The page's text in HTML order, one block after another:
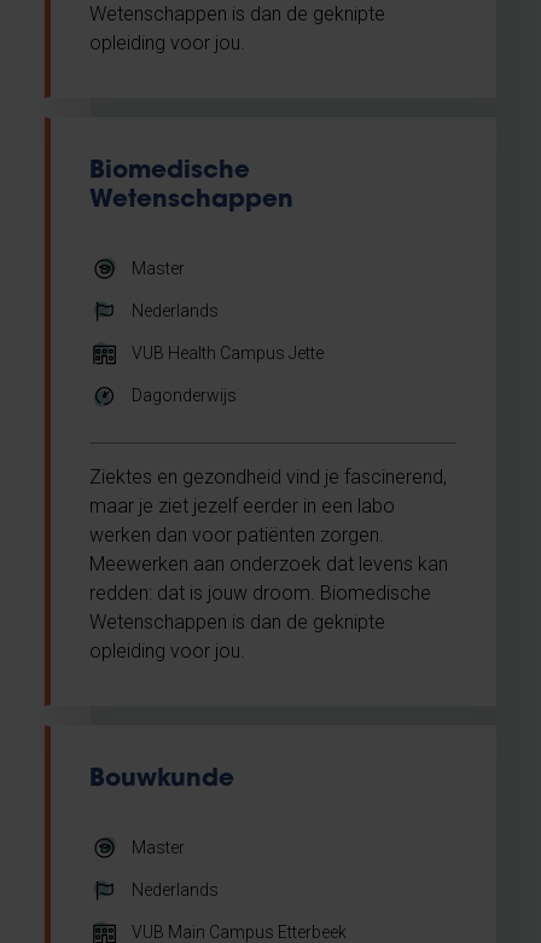
Wetenschappen is dan de geknipte
opleiding voor jou.
Biomedische
Wetenschappen
Master
Nederlands
VUB Health Campus Jette
Dagonderwijs
Ziektes en gezondheid vind je fascinerend,
maar je ziet jezelf eerder in een labo
werken dan voor patiënten zorgen.
Meewerken aan onderzoek dat levens kan
redden: dat is jouw droom. Biomedische
Wetenschappen is dan de geknipte
opleiding voor jou.
Bouwkunde
Master
Nederlands
VUB Main Campus Etterbeek